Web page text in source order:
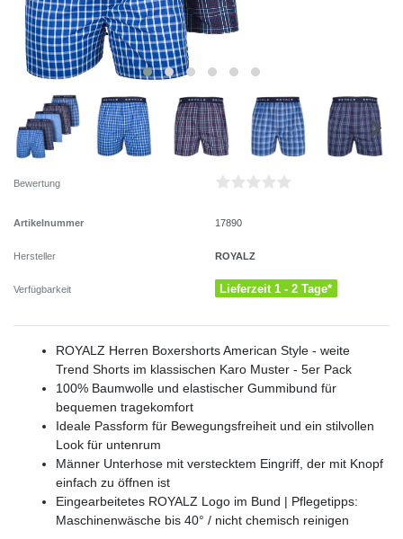
Bewertung
Artikelnummer 17890
Hersteller ROYALZ
Verfügbarkeit Lieferzeit 1 - 2 Tage*
ROYALZ Herren Boxershorts American Style - weite
Trend Shorts im klassischen Karo Muster - 5er Pack
100% Baumwolle und elastischer Gummibund für
bequemen tragekomfort
Ideale Passform für Bewegungsfreiheit und ein stilvollen
Look für untenrum
Männer Unterhose mit verstecktem Eingriff, der mit Knopf
einfach zu öffnen ist
Eingearbeitetes ROYALZ Logo im Bund | Pflegetipps:
Maschinenwäsche bis 40° / nicht chemisch reinigen